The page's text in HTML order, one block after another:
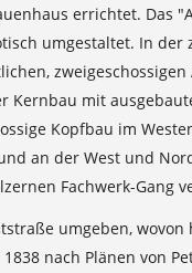
errichtet. Das
umgestaltet. In der
mit
Kopfbau im
an der West und
Fachwerk-Gang
umgeben,
nach Plänen von